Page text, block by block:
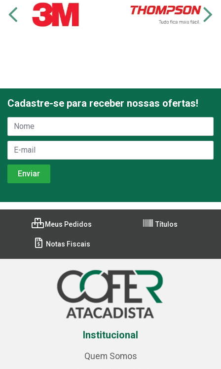
Cadastre-se para receber nossas ofertas!
Meus Pedidos Títulos
Notas Fiscais
Institucional
Quem Somos